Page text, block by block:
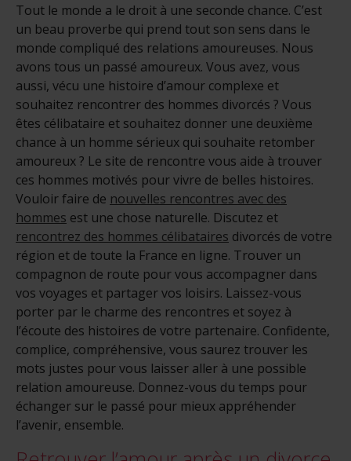
Tout le monde a le droit à une seconde chance. C’est
un beau proverbe qui prend tout son sens dans le
monde compliqué des relations amoureuses. Nous
avons tous un passé amoureux. Vous avez, vous
aussi, vécu une histoire d’amour complexe et
souhaitez rencontrer des hommes divorcés ? Vous
êtes célibataire et souhaitez donner une deuxième
chance à un homme sérieux qui souhaite retomber
amoureux ? Le site de rencontre vous aide à trouver
ces hommes motivés pour vivre de belles histoires.
Vouloir faire de nouvelles rencontres avec des
hommes est une chose naturelle. Discutez et
rencontrez des hommes célibataires divorcés de votre
région et de toute la France en ligne. Trouver un
compagnon de route pour vous accompagner dans
vos voyages et partager vos loisirs. Laissez-vous
porter par le charme des rencontres et soyez à
l’écoute des histoires de votre partenaire. Confidente,
complice, compréhensive, vous saurez trouver les
mots justes pour vous laisser aller à une possible
relation amoureuse. Donnez-vous du temps pour
échanger sur le passé pour mieux appréhender
l’avenir, ensemble.